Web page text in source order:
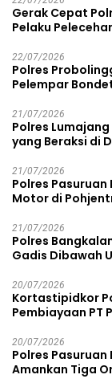
Gerak Cepat
Pelaku
22/07/2026
Polres
Pelempar
21/07/2026
Polres
yang Beraksi di
21/07/2026
Polres
Motor di
21/07/2026
Polres
Gadis Dibawah
20/07/2026
Kortastipidkor
Pembiayaan PT
20/07/2026
Polres
Amankan Tiga